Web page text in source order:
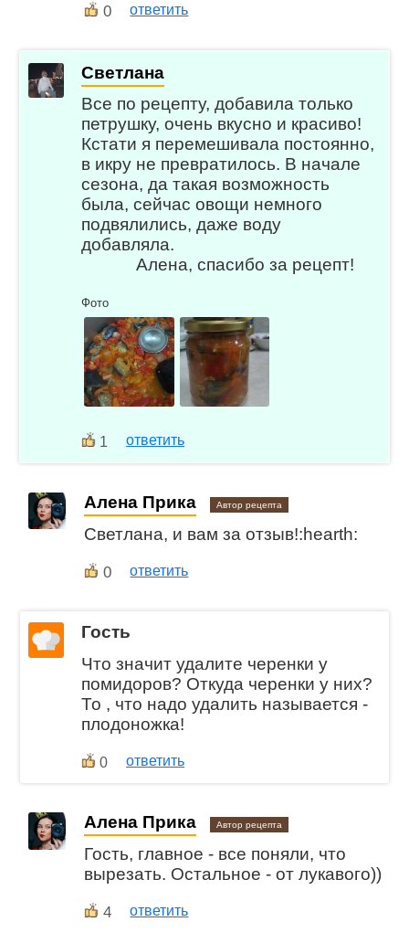
0 ответить
Cветлана
Все по рецепту, добавила только
петрушку, очень вкусно и красиво!
Кстати я перемешивала постоянно,
в икру не превратилось. В начале
сезона, да такая возможность
была, сейчас овощи немного
подвялились, даже воду
добавляла.
Алена, спасибо за рецепт!
Фото
1 ответить
Алена Прика Автор рецепта
Cветлана, и вам за отзыв!:hearth:
0 ответить
Гость
Что значит удалите черенки у
помидоров? Откуда черенки у них?
То , что надо удалить называется -
плодоножка!
0 ответить
Алена Прика Автор рецепта
Гость, главное - все поняли, что
вырезать. Остальное - от лукавого))
4 ответить